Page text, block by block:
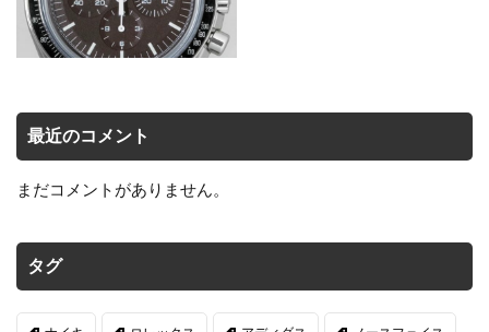
最近のコメント
まだコメントがありません。
タグ